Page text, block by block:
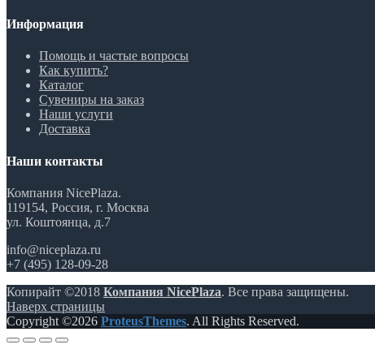
Информация
Помощь и частые вопросы
Как купить?
Каталог
Сувениры на заказ
Наши услуги
Доставка
Наши контакты
Компания NicePlaza.
119154, Россия, г. Москва
ул. Коштоянца, д.7
info@niceplaza.ru
+7 (495) 128-09-28
Копирайт ©2018 Компания NicePlaza. Все права защищены.
Наверх страницы
Copyright ©2026 ProteusThemes. All Rights Reserved.